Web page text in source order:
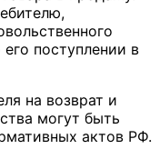
поступлении в
на возврат и
могут быть
актов РФ.